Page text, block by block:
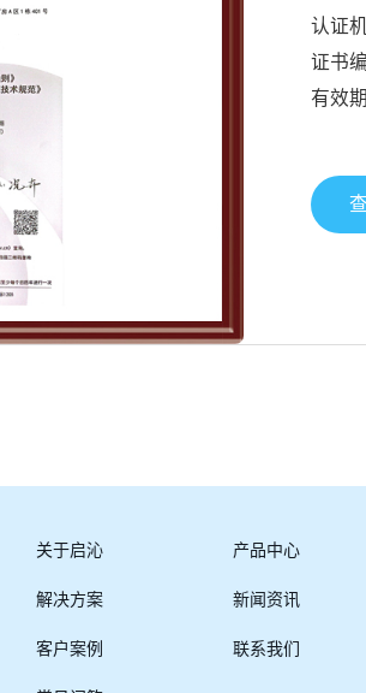
认证
证书
有效
关于启沁 产品中心
解决方案 新闻资讯
客户案例 联系我们